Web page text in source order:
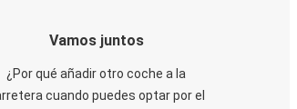
Vamos juntos
¿Por qué añadir otro coche a la
cuando puedes optar por el